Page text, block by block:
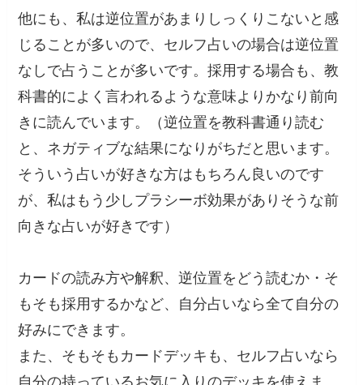
他にも、私は逆位置があまりしっくりこないと感
じることが多いので、セルフ占いの場合は逆位置
なしで占うことが多いです。採用する場合も、教
科書的によく言われるような意味よりかなり前向
きに読んでいます。（逆位置を教科書通り読む
と、ネガティブな結果になりがちだと思います。
そういう占いが好きな方はもちろん良いのです
が、私はもう少しプラシーボ効果がありそうな前
向きな占いが好きです）
カードの読み方や解釈、逆位置をどう読むか・そ
もそも採用するかなど、自分占いなら全て自分の
好みにできます。
また、そもそもカードデッキも、セルフ占いなら